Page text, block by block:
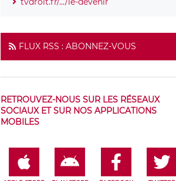
FLUX RSS : ABONNEZ-VOUS
RETROUVEZ-NOUS SUR LES RÉSEAUX
SOCIAUX ET SUR NOS APPLICATIONS
MOBILES